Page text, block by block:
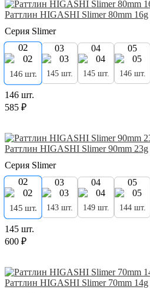
Раттлин HIGASHI Slimer 80mm 16g
Серия Slimer
02
146 шт.
03
145 шт.
04
145 шт.
05
146 шт.
146 шт.
585 ₽
Раттлин HIGASHI Slimer 90mm 23g
Серия Slimer
02
145 шт.
03
143 шт.
04
149 шт.
05
144 шт.
145 шт.
600 ₽
Раттлин HIGASHI Slimer 70mm 14g